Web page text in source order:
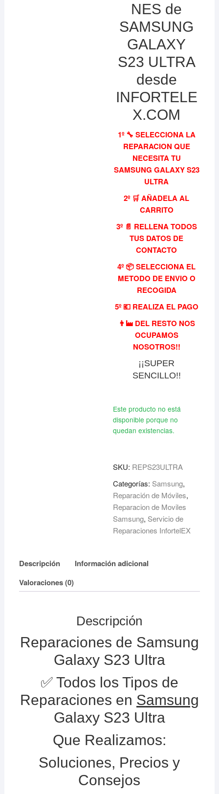
NES de
SAMSUNG
GALAXY
S23 ULTRA
desde
INFORTELE
X.COM
1º 🔧 SELECCIONA LA
REPARACION QUE
NECESITA TU
SAMSUNG GALAXY S23
ULTRA
2º 🛒 AÑADELA AL
CARRITO
3º 📄 RELLENA TODOS
TUS DATOS DE
CONTACTO
4º 📦 SELECCIONA EL
METODO DE ENVIO O
RECOGIDA
5º 💶 REALIZA EL PAGO
👨‍🏭 DEL RESTO NOS
OCUPAMOS
NOSOTROS!!
¡¡SUPER
SENCILLO!!
Este producto no está
disponible porque no
quedan existencias.
SKU: REPS23ULTRA
Categorías: Samsung,
Reparación de Móviles,
Reparacion de Moviles
Samsung, Servicio de
Reparaciones InfortelEX
Descripción
Información adicional
Valoraciones (0)
Descripción
Reparaciones de Samsung
Galaxy S23 Ultra
✅ Todos los Tipos de
Reparaciones en Samsung
Galaxy S23 Ultra
Que Realizamos:
Soluciones, Precios y
Consejos